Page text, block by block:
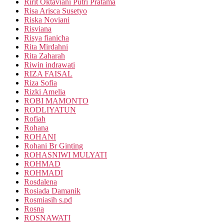
Ririt Oktaviani Putri Pratama
Risa Arisca Susetyo
Riska Noviani
Risviana
Risya fianicha
Rita Mirdahni
Rita Zaharah
Riwin indrawati
RIZA FAISAL
Riza Sofia
Rizki Amelia
ROBI MAMONTO
RODLIYATUN
Rofiah
Rohana
ROHANI
Rohani Br Ginting
ROHASNIWI MULYATI
ROHMAD
ROHMADI
Rosdalena
Rosiada Damanik
Rosmiasih s.pd
Rosna
ROSNAWATI